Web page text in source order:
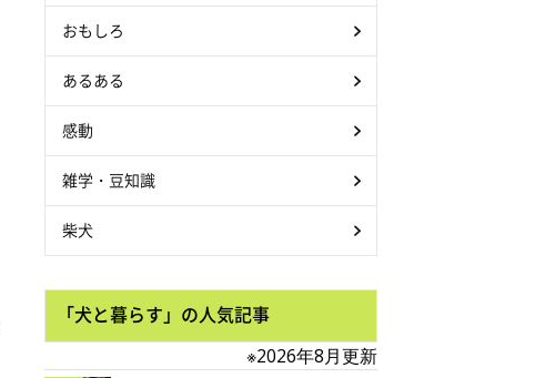
おもしろ
あるある
感動
雑学・豆知識
柴犬
「犬と暮らす」の人気記事
※2026年8月更新